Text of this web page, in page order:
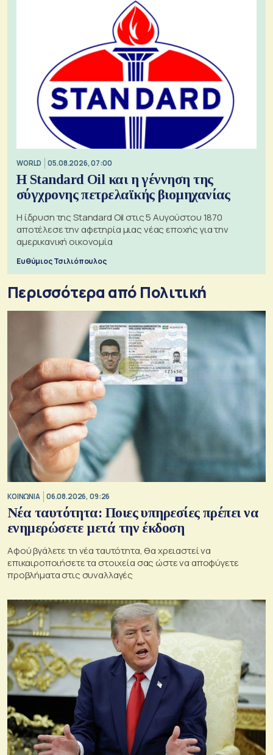
WORLD 05.08.2026, 07:00
Η Standard Oil και η γέννηση της
σύγχρονης πετρελαϊκής βιομηχανίας
Η ίδρυση της Standard Oil στις 5 Αυγούστου 1870
αποτέλεσε την αφετηρία μιας νέας εποχής για την
αμερικανική οικονομία
Ευθύμιος Τσιλιόπουλος
Περισσότερα από Πολιτική
ΚΟΙΝΩΝΙΑ 06.08.2026, 09:26
Νέα ταυτότητα: Ποιες υπηρεσίες πρέπει να
ενημερώσετε μετά την έκδοση
Αφού βγάλετε τη νέα ταυτότητα, θα χρειαστεί να
επικαιροποιήσετε τα στοιχεία σας ώστε να αποφύγετε
προβλήματα στις συναλλαγές